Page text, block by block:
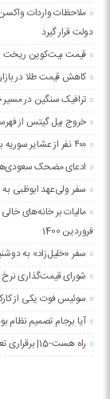
ملاحظات واردات
دولت قرار گیرد
قیمت بیت‌کوین ریخت
کاهش قیمت طلا در
ترافیک سنگین در مسیر
خروج بیل گیتس از
۴۰۰ نفر از عشایر سوریه برای مبارزه با داعش مسلح شدند
ادعای مضحک سعودی‌ها
سفر ولی‌عهد ابوظبی
مالیات بر خانه‌های
فروردین 1400
سفر «خلیل‌زاد» به
شورای قیمت‌گذاری نرخ
سوئیس فوت یکی از
آیا برجام تصمیم نظام
راه هست-15| برقراری تعرفه ترجیحی برای توسعه تجارت بین ایران و 15 کشور همسایه